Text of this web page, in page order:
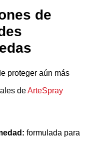
de
proteger aún más
deArteSpray
formulada para